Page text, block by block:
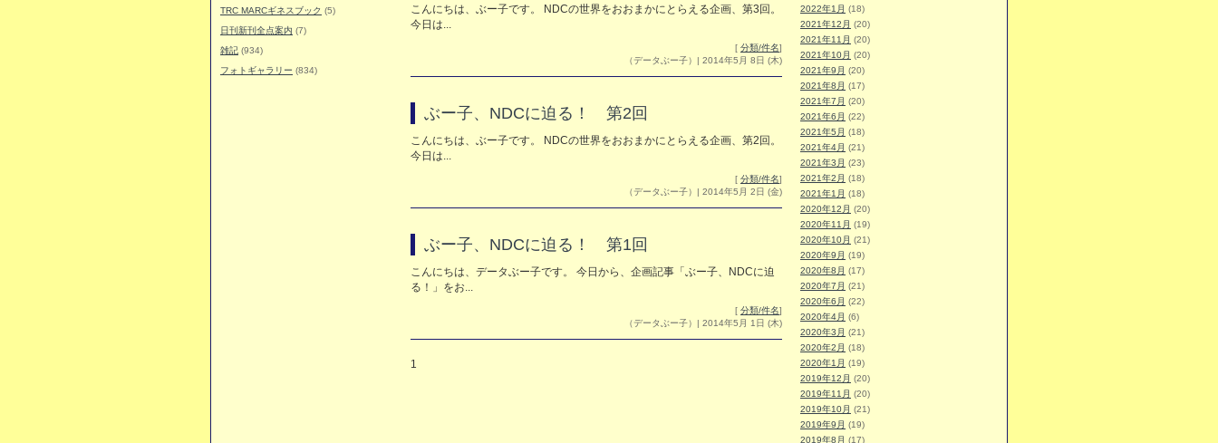
TRC MARCギネスブック (5)
日刊新刊全点案内 (7)
雑記 (934)
フォトギャラリー (834)
こんにちは、ぶー子です。 NDCの世界をおおまかにとらえる企画、第3回。
今日は...
[ 分類/件名]
（データぶー子）| 2014年5月 8日 (木)
ぶー子、NDCに迫る！ 第2回
こんにちは、ぶー子です。 NDCの世界をおおまかにとらえる企画、第2回。
今日は...
[ 分類/件名]
（データぶー子）| 2014年5月 2日 (金)
ぶー子、NDCに迫る！ 第1回
こんにちは、データぶー子です。 今日から、企画記事「ぶー子、NDCに迫
る！」をお...
[ 分類/件名]
（データぶー子）| 2014年5月 1日 (木)
1
2022年1月 (18)
2021年12月 (20)
2021年11月 (20)
2021年10月 (20)
2021年9月 (20)
2021年8月 (17)
2021年7月 (20)
2021年6月 (22)
2021年5月 (18)
2021年4月 (21)
2021年3月 (23)
2021年2月 (18)
2021年1月 (18)
2020年12月 (20)
2020年11月 (19)
2020年10月 (21)
2020年9月 (19)
2020年8月 (17)
2020年7月 (21)
2020年6月 (22)
2020年4月 (6)
2020年3月 (21)
2020年2月 (18)
2020年1月 (19)
2019年12月 (20)
2019年11月 (20)
2019年10月 (21)
2019年9月 (19)
2019年8月 (17)